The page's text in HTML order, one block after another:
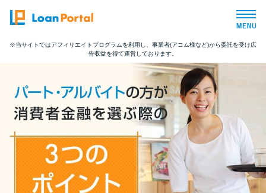
トップページ
おすすめコンテンツ
総合人気ランキング
とにかくすぐ借りたい方向け
※当サイトではアフィリエイトプログラムを利用し、事業者(アコム様など)から委託を受け広
告収益を得て運営しております。